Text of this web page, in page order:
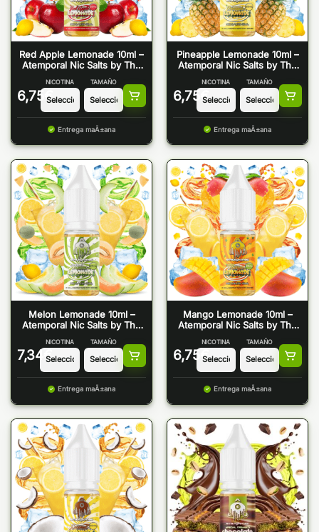
Red Apple Lemonade 10ml –
Atemporal Nic Salts by The
6,75 €
NICOTINA TAMAÑO
Entrega maÃ±ana
Pineapple Lemonade 10ml –
Atemporal Nic Salts by The
6,75 €
NICOTINA TAMAÑO
Entrega maÃ±ana
Melon Lemonade 10ml –
Atemporal Nic Salts by The
7,34 €
NICOTINA TAMAÑO
Entrega maÃ±ana
Mango Lemonade 10ml –
Atemporal Nic Salts by The
6,75 €
NICOTINA TAMAÑO
Entrega maÃ±ana